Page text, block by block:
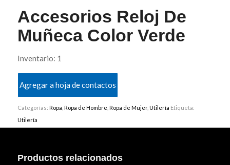
Accesorios Reloj De
Muñeca Color Verde
Inventario: 1
Agregar a hoja de contactos
Categorías: Ropa Ropa de Hombre Ropa de Mujer, Utilería Etiqueta:
Utilería
Productos relacionados